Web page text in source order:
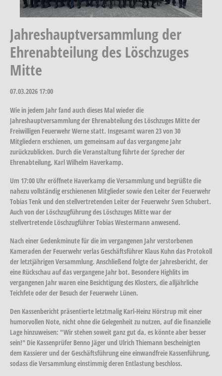
Jahreshauptversammlung der
Ehrenabteilung des Löschzuges
Mitte
07.03.2026 17:00
Wie in jedem Jahr fand auch dieses Mal wieder die
Jahreshauptversammlung der Ehrenabteilung des Löschzuges Mitte der
Freiwilligen Feuerwehr Werne statt. Insgesamt waren 23 von 30
Mitgliedern erschienen, um gemeinsam auf das vergangene Jahr
zurückzublicken. Durch die Veranstaltung führte der Sprecher der
Ehrenabteilung, Karl Wilhelm Haverkamp.
Um 17:00 Uhr eröffnete Haverkamp die Versammlung und begrüßte die
nahezu vollständig erschienenen Mitglieder sowie den Leiter der Feuerwehr
Tobias Tenk und den stellvertretenden Leiter der Feuerwehr Sven Schubert.
Auch von der Löschzugführung des Löschzuges Mitte war der
stellvertretende Löschzugführer Tobias Westermann anwesend.
Nach einer Gedenkminute für die im vergangenen Jahr verstorbenen
Kameraden der Feuerwehr verlas Geschäftsführer Klaus Kuhn das Protokoll
der letztjährigen Versammlung. Anschließend folgte der Jahresbericht, der
eine Rückschau auf das vergangene Jahr bot. Besondere Highlits im
vergangenen Jahr waren eine Besichtigung des Klosters, die alljährliche
Teichfete oder der Besuch der Feuerwehr Lünen.
Den Kassenbericht präsentierte letztmalig Karl-Heinz Hörstrup mit einer
humorvollen Note, nicht ohne die Gelegenheit zu nutzen, auf die finanzielle
Lage hinzuweisen: "Wir stehen soweit ganz gut da, es könnte aber besser
sein!" Die Kassenprüfer Benno Jäger und Ulrich Thiemann bescheinigten
dem Kassierer und der Geschäftsführung eine einwandfreie Kassenführung,
sodass die Versammlung einstimmig deren Entlastung beschloss.